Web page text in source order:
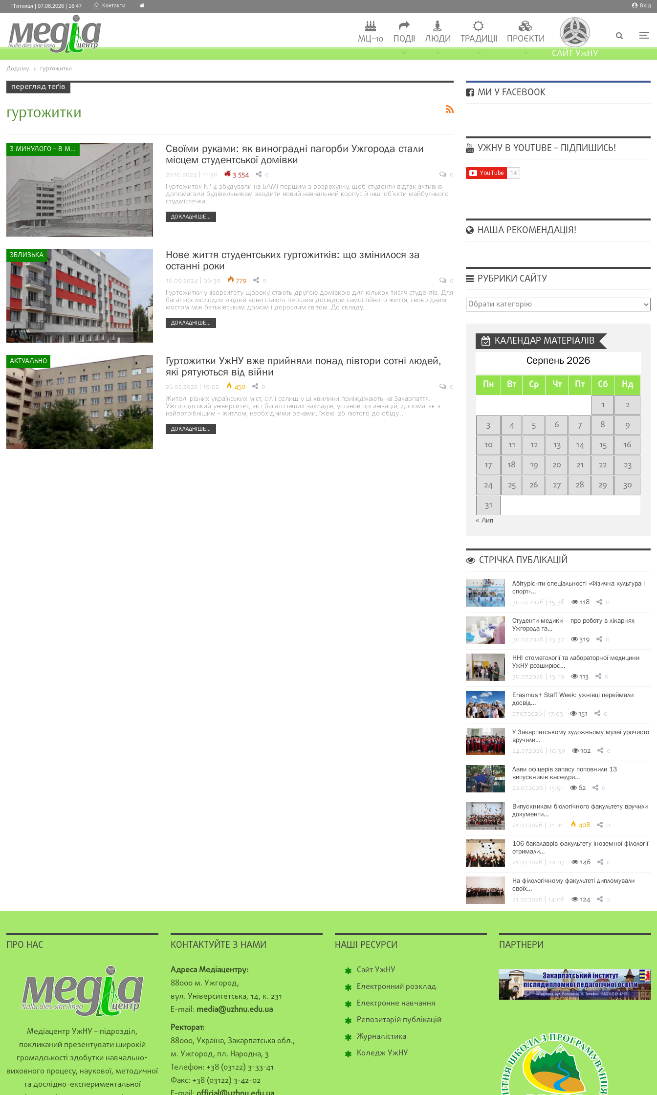
Вхід
П’ятниця | 07.08.2026 | 16:47 Контакти
МЦ-10 ПОДІЇ ЛЮДИ ТРАДИЦІЇ
ПРОЄКТИ
САЙТ УжНУ
Додому гуртожитки
перегляд теґів
гуртожитки
З МИНУЛОГО – В МАЙБУТНЄ
Своїми руками: як виноградні пагорби Ужгорода стали
місцем студентської домівки
20.10.2024 | 11:30 3 554 0
0
Гуртожиток № 4 збудували на БАМі першим з розрахунку, щоб студенти відтак активно
допомагали будівельникам зводити новий навчальний корпус й інші об’єкти майбутнього
студмістечка...
ДОКЛАДНІШЕ...
ЗБЛИЗЬКА
Нове життя студентських гуртожитків: що змінилося за
останні роки
16.09.2024 | 06:30 779 0
0
Гуртожитки університету щороку стають другою домівкою для кількох тисяч студентів. Для
багатьох молодих людей вони стають першим досвідом самостійного життя, своєрідним
мостом між батьківським домом і дорослим світом. До складу…
ДОКЛАДНІШЕ...
АКТУАЛЬНО
Гуртожитки УжНУ вже прийняли понад півтори сотні людей,
які рятуються від війни
26.02.2022 | 19:02 450 0
0
Жителі різних українських міст, сіл і селищ у ці хвилини приїжджають на Закарпаття.
Ужгородський університет, як і багато інших закладів, установ організацій, допомагає з
найпотрібнішим – житлом, необхідними речами, їжею. 26 лютого до обіду…
ДОКЛАДНІШЕ...
МИ У FACEBOOK
УЖНУ В YOUTUBE – ПІДПИШИСЬ!
НАША РЕКОМЕНДАЦІЯ!
РУБРИКИ САЙТУ
Рубрики
КАЛЕНДАР МАТЕРІАЛІВ
Серпень 2026
Пн Вт Ср Чт Пт Сб Нд
1
2
3
4 5 6 7 8
9
10
11 12 13 14 15
16
17
18 19 20 21 22
23
24
25 26 27 28 29
30
31
« Лип
СТРІЧКА ПУБЛІКАЦІЙ
Абітурієнти спеціальності «Фізична культура і
спорт»…
30.07.2026 | 15:38 118 0
Студенти-медики – про роботу в лікарнях
Ужгорода та…
30.07.2026 | 13:37 319 0
ННІ стоматології та лабораторної медицини
УжНУ розширює…
30.07.2026 | 13:19 113 0
Erasmus+ Staff Week: ужнівці переймали
досвід…
27.07.2026 | 17:03 151 0
У Закарпатському художньому музеї урочисто
вручили…
24.07.2026 | 10:39 102 0
Лави офіцерів запасу поповнили 13
випускників кафедри…
22.07.2026 | 15:51 62 0
Випускникам біологічного факультету вручили
документи…
21.07.2026 | 21:01 408 0
106 бакалаврів факультету іноземної філології
отримали…
21.07.2026 | 20:07 146 0
На філологічному факультеті дипломували
своїх…
21.07.2026 | 14:06 124 0
ПРО НАС
Медіацентр УжНУ – підрозділ,
покликаний презентувати широкій
громадськості здобутки навчально-
виховного процесу, наукової, методичної
та дослідно-експериментальної
КОНТАКТУЙТЕ З НАМИ
Адреса Медіацентру:
88000 м. Ужгород,
вул. Університетська, 14, к. 231
E-mail: media@uzhnu.edu.ua
Ректорат:
88000, Україна, Закарпатська обл.,
м. Ужгород, пл. Народна, 3
Телефон: +38 (03122) 3-33-41
Факс: +38 (03122) 3-42-02
НАШІ РЕСУРСИ
Сайт УжНУ
Електронний розклад
Електронне навчання
Репозитарій публікацій
Журналістика
Коледж УжНУ
ПАРТНЕРИ